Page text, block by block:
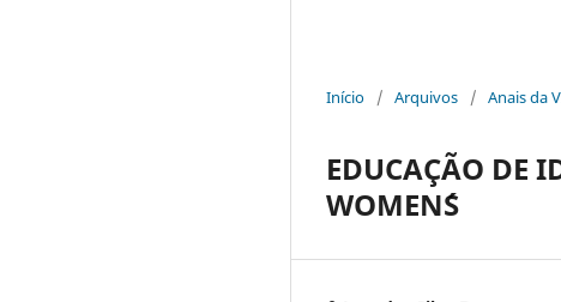
Início / Arquivos / Anais da
EDUCAÇÃO DE
WOMEN´S